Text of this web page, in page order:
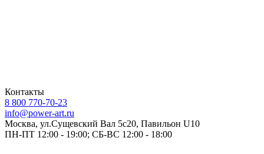
Контакты
8 800 770-70-23
info@power-art.ru
Москва, ул.Сущевский Вал 5с20, Павильон U10
ПН-ПТ 12:00 - 19:00; СБ-ВС 12:00 - 18:00